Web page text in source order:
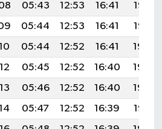
05:43 12:53 16:41
19:53
05:44 12:53 16:41
19:52
05:44 12:52 16:41
19:50
05:45 12:52 16:40
19:49
05:46 12:52 16:40
19:48
05:47 12:52 16:39
19:47